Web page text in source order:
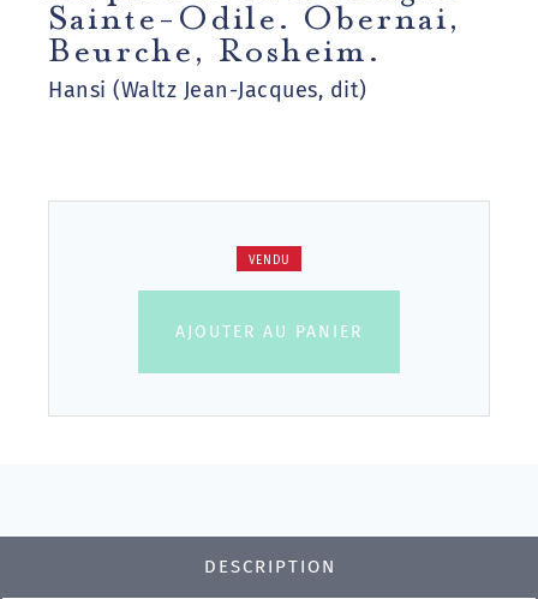
Sainte-Odile. Obernai,
Beurche, Rosheim.
Hansi (Waltz Jean-Jacques, dit)
VENDU
AJOUTER AU PANIER
DESCRIPTION